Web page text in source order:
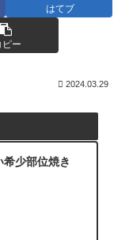
はてブ
ピー
2024.03.29
少部位焼き